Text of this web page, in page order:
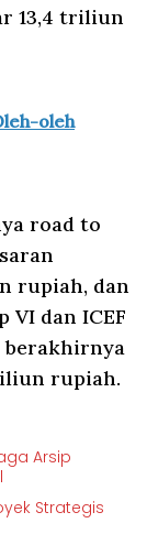
13,4 triliun
oleh
road to
rupiah, dan
VI dan ICEF
berakhirnya
rupiah.
Arsip
Strategis